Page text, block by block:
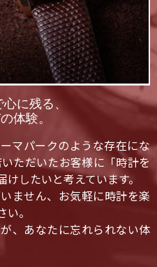
に残る、
体験。
マパークのような存在にな
ただいたお客様に「時計を
したいと考えています。
ません、お気軽に時計を楽
。
、あなたに忘れられない体